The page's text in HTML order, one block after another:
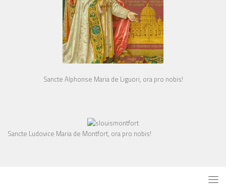
Sancte Alphonse Maria de Liguori, ora pro nobis!
Sancte Ludovice Maria de Montfort, ora pro nobis!